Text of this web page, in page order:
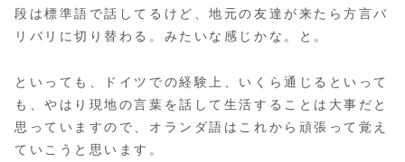
段は標準語で話してるけど、地元の友達が来たら方言バ
リバリに切り替わる。みたいな感じかな。と。
といっても、ドイツでの経験上、いくら通じるといって
も、やはり現地の言葉を話して生活することは大事だと
思っていますので、オランダ語はこれから頑張って覚え
ていこうと思います。